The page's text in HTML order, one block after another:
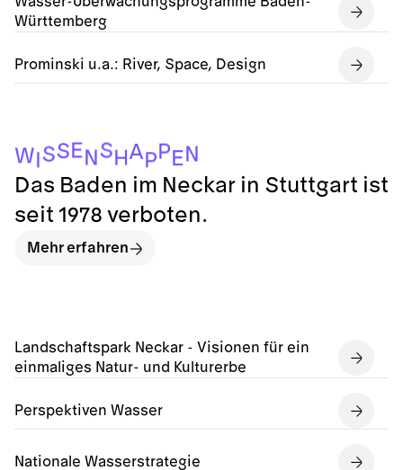
Württemberg
Prominski u.a.: River, Space, Design
Landschaftspark Neckar - Visionen für ein
einmaliges Natur- und Kulturerbe
Perspektiven Wasser
Nationale Wasserstrategie
WISSENSHAPPEN
Das Baden im Neckar in Stuttgart ist
seit 1978 verboten.
Mehr erfahren